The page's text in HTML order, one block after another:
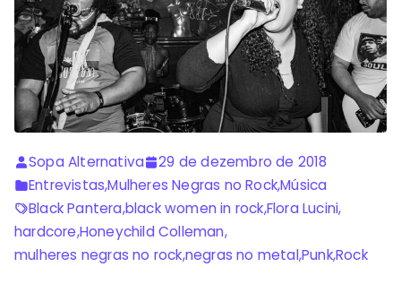
Sopa Alternativa
29 de dezembro de 2018
Entrevistas,Mulheres Negras no Rock,Música
Black Pantera,black women in rock,Flora Lucini,
hardcore,Honeychild Colleman,
mulheres negras no rock,negras no metal,Punk,Rock